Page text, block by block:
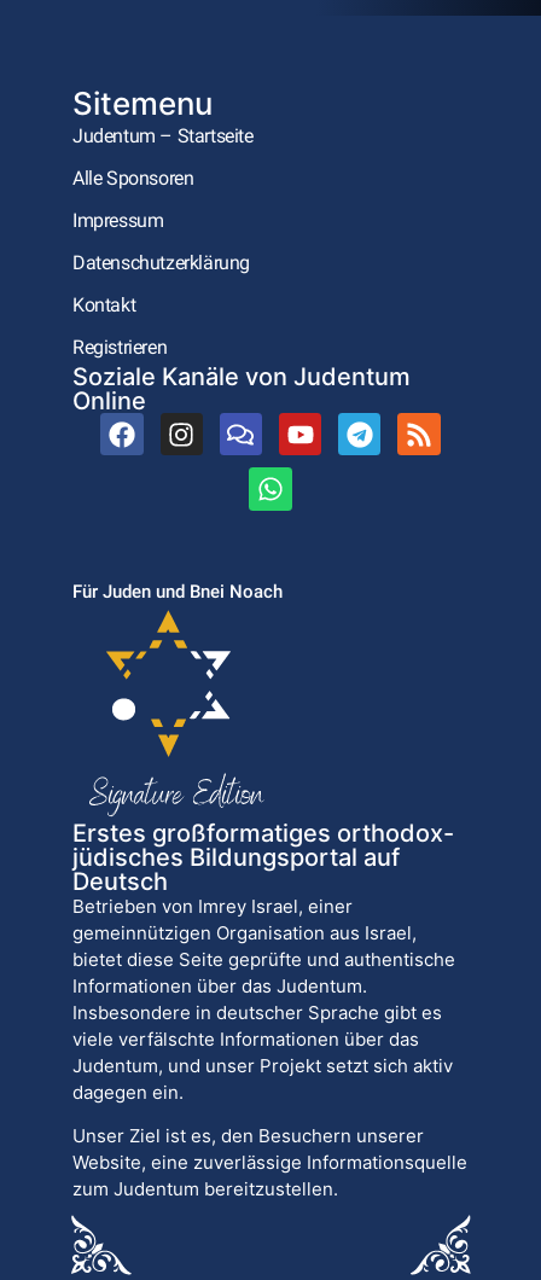
Sitemenu
Judentum – Startseite
Alle Sponsoren
Impressum
Datenschutzerklärung
Kontakt
Registrieren
Soziale Kanäle von Judentum
Online
Für Juden und Bnei Noach
Erstes großformatiges orthodox-
jüdisches Bildungsportal auf
Deutsch
Betrieben von Imrey Israel, einer
gemeinnützigen Organisation aus Israel,
bietet diese Seite geprüfte und authentische
Informationen über das Judentum.
Insbesondere in deutscher Sprache gibt es
viele verfälschte Informationen über das
Judentum, und unser Projekt setzt sich aktiv
dagegen ein.
Unser Ziel ist es, den Besuchern unserer
Website, eine zuverlässige Informationsquelle
zum Judentum bereitzustellen.